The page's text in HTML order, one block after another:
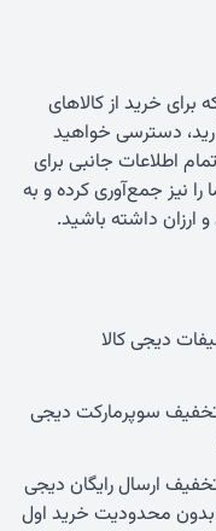
برای خرید از کالاهای
دسترسی خواهید
اطلاعات جانبی برای
نیز جمع‌آوری کرده و به
ارزان داشته باشید.
دیجی کالا
سوپرمارکت دیجی
ارسال رایگان دیجی
بدون محدودیت خرید اول